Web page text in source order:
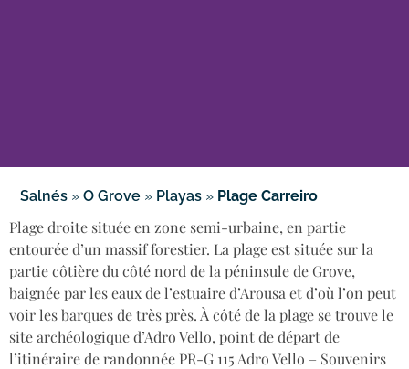
Salnés »O Grove » Playas » Plage Carreiro
Plage droite située en zone semi-urbaine, en partie
entourée d’un massif forestier. La plage est située sur la
partie côtière du côté nord de la péninsule de Grove,
baignée par les eaux de l’estuaire d’Arousa et d’où l’on peut
voir les barques de très près. À côté de la plage se trouve le
site archéologique d’Adro Vello, point de départ de
l’itinéraire de randonnée PR-G 115 Adro Vello – Souvenirs